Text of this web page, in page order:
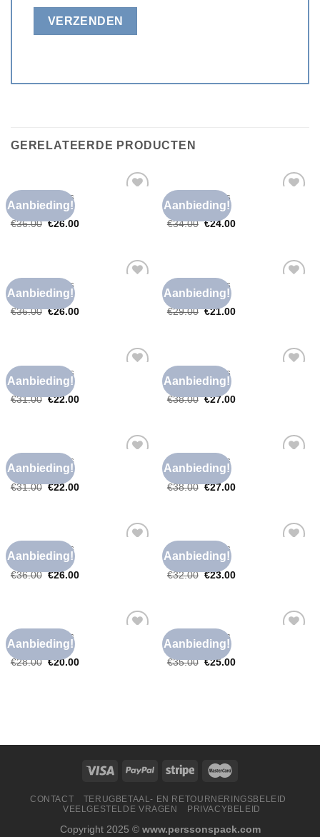
GERELATEERDE PRODUCTEN
Aanbieding!
FOUTE T SHIRTS
foute t shirts
€36.00 €26.00
Aanbieding!
FOUTE T SHIRTS
foute t shirts
€34.00 €24.00
Aanbieding!
FOUTE T SHIRTS
foute t shirts
€36.00 €26.00
Aanbieding!
FOUTE T SHIRTS
foute t shirts
€29.00 €21.00
Aanbieding!
FOUTE T SHIRTS
foute t shirts
€31.00 €22.00
Aanbieding!
FOUTE T SHIRTS
foute t shirts
€38.00 €27.00
Aanbieding!
FOUTE T SHIRTS
foute t shirts
€31.00 €22.00
Aanbieding!
FOUTE T SHIRTS
foute t shirts
€38.00 €27.00
Aanbieding!
FOUTE T SHIRTS
foute t shirts
€36.00 €26.00
Aanbieding!
FOUTE T SHIRTS
foute t shirts
€32.00 €23.00
Aanbieding!
FOUTE T SHIRTS
foute t shirts
€28.00 €20.00
Aanbieding!
FOUTE T SHIRTS
foute t shirts
€35.00 €25.00
CONTACT
TERUGBETAAL- EN RETOURNERINGSBELEID
VEELGESTELDE VRAGEN
PRIVACYBELEID
Copyright 2025 © www.perssonspack.com